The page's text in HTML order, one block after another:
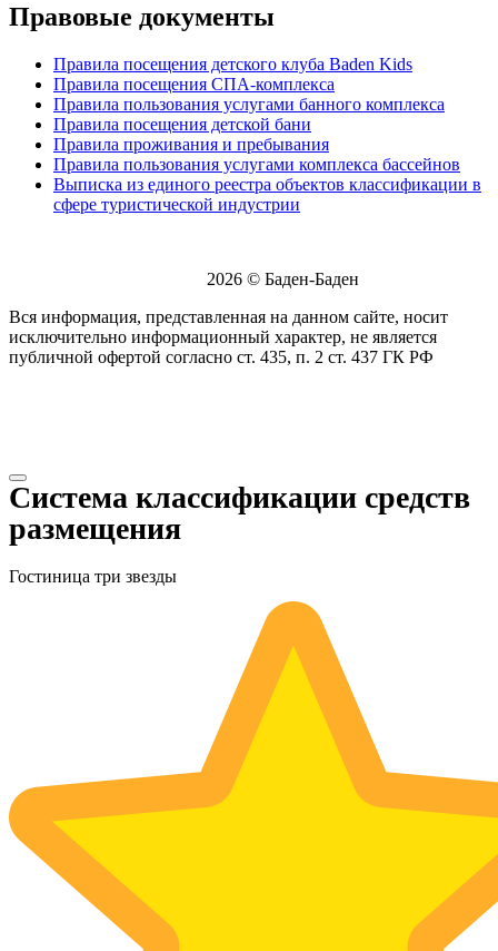
Правовые документы
Правила посещения детского клуба Baden Kids
Правила посещения СПА-комплекса
Правила пользования услугами банного комплекса
Правила посещения детской бани
Правила проживания и пребывания
Правила пользования услугами комплекса бассейнов
Выписка из единого реестра объектов классификации в
сфере туристической индустрии
2026 © Баден-Баден
Вся информация, представленная на данном сайте, носит
исключительно информационный характер, не является
публичной офертой согласно ст. 435, п. 2 ст. 437 ГК РФ
Система классификации средств
размещения
Гостиница три звезды